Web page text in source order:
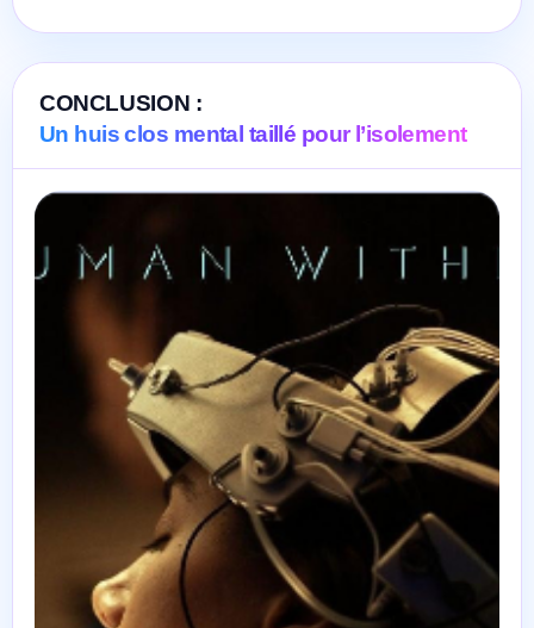
CONCLUSION :
Un huis clos mental taillé pour l’isolement